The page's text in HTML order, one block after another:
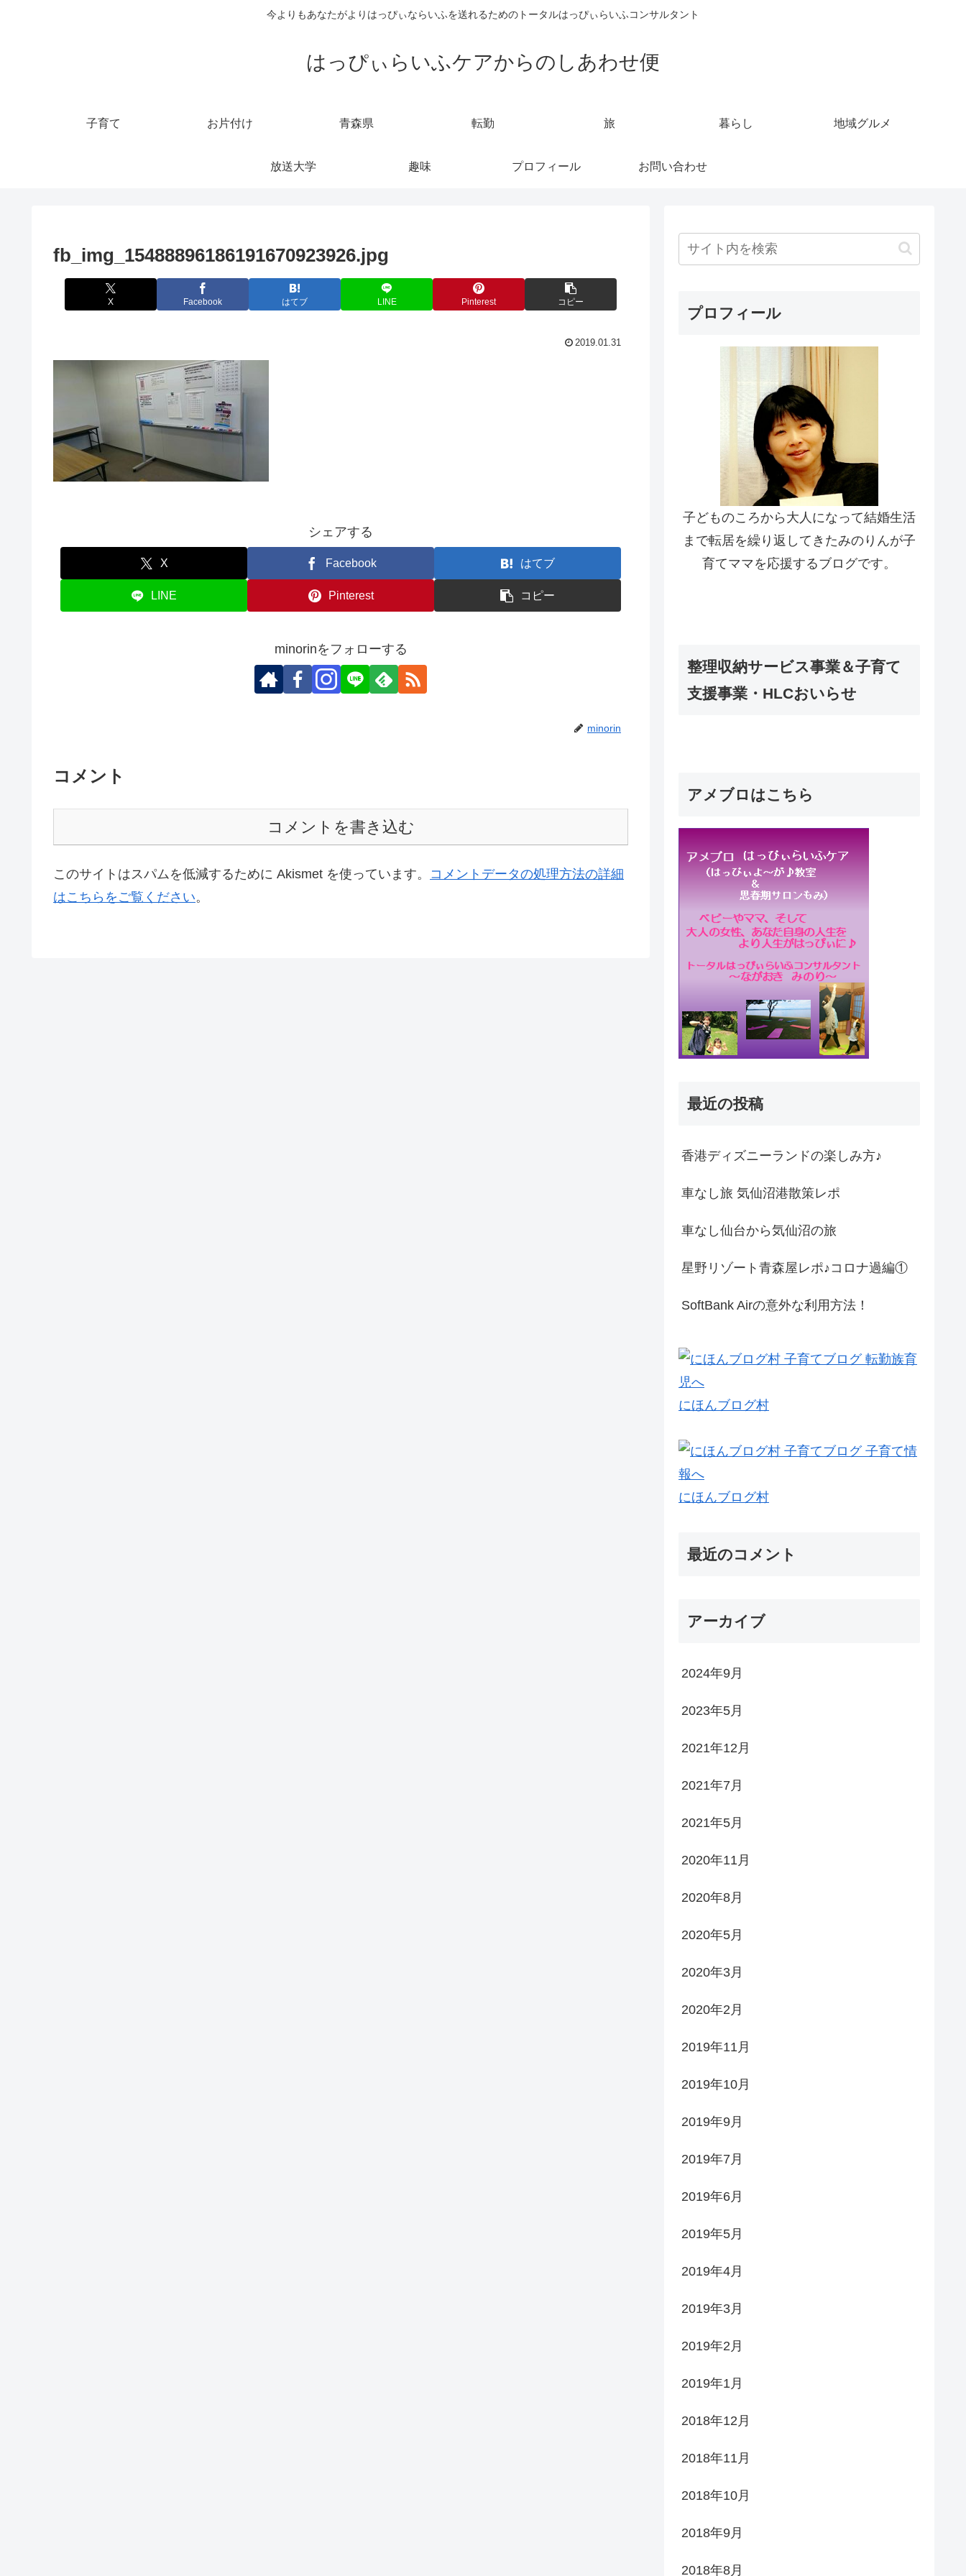
今よりもあなたがよりはっぴぃならいふを送れるためのトータルはっぴぃらいふコンサルタント
はっぴぃらいふケアからのしあわせ便
子育て お片付け 青森県 転勤 旅 暮らし 地域グルメ
放送大学 趣味 プロフィール お問い合わせ
fb_img_15488896186191670923926.jpg
X Facebook はてブ LINE Pinterest コピー
2019.01.31
シェアする
X Facebook はてブ
LINE Pinterest コピー
minorinをフォローする
minorin
コメント
コメントを書き込む
このサイトはスパムを低減するために Akismet を使っています。 コメントデータの処理方法の詳細
はこちらをご覧ください。
プロフィール
子どものころから大人になって結婚生活
まで転居を繰り返してきたみのりんが子
育てママを応援するブログです。
整理収納サービス事業＆子育て
支援事業・HLCおいらせ
アメブロはこちら
最近の投稿
香港ディズニーランドの楽しみ方♪
車なし旅 気仙沼港散策レポ
車なし仙台から気仙沼の旅
星野リゾート青森屋レポ♪コロナ過編①
SoftBank Airの意外な利用方法！
にほんブログ村
にほんブログ村
最近のコメント
アーカイブ
2024年9月
2023年5月
2021年12月
2021年7月
2021年5月
2020年11月
2020年8月
2020年5月
2020年3月
2020年2月
2019年11月
2019年10月
2019年9月
2019年7月
2019年6月
2019年5月
2019年4月
2019年3月
2019年2月
2019年1月
2018年12月
2018年11月
2018年10月
2018年9月
2018年8月